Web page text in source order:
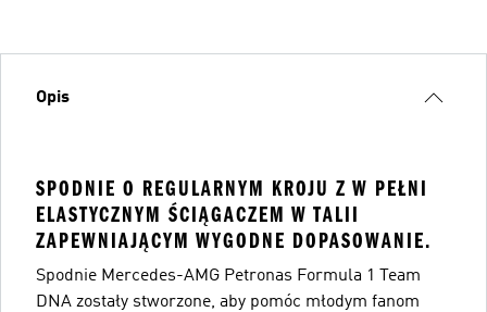
Opis
SPODNIE O REGULARNYM KROJU Z W PEŁNI
ELASTYCZNYM ŚCIĄGACZEM W TALII
ZAPEWNIAJĄCYM WYGODNE DOPASOWANIE.
Spodnie Mercedes-AMG Petronas Formula 1 Team
DNA zostały stworzone, aby pomóc młodym fanom